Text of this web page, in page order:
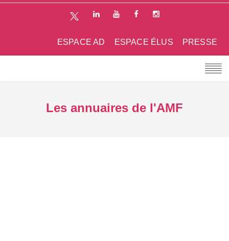
PRESSE
ESPACE ÉLUS
ESPACE AD
Les annuaires de l'AMF